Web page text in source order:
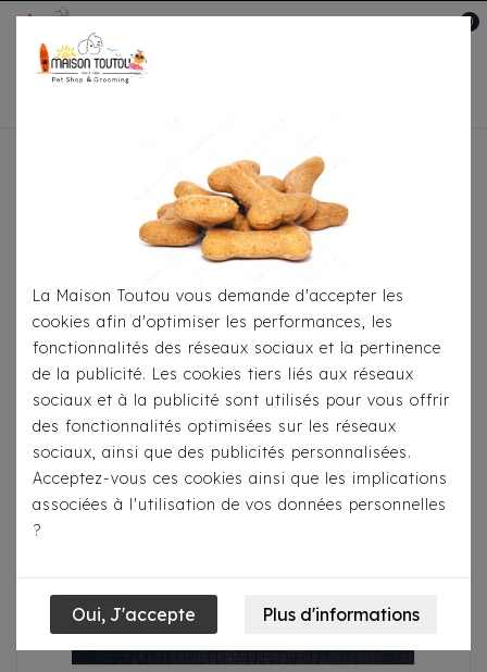
0
Pour S'habiller Pulls
Milk & Pepper Esther
La Maison Toutou vous demande d'accepter les
cookies afin d'optimiser les performances, les
fonctionnalités des réseaux sociaux et la pertinence
de la publicité. Les cookies tiers liés aux réseaux
sociaux et à la publicité sont utilisés pour vous offrir
des fonctionnalités optimisées sur les réseaux
sociaux, ainsi que des publicités personnalisées.
Acceptez-vous ces cookies ainsi que les implications
associées à l'utilisation de vos données personnelles
?